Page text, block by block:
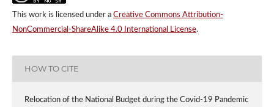
This work is licensed under a Creative Commons Attribution-
NonCommercial-ShareAlike 4.0 International License.
HOW TO CITE
Relocation of the National Budget during the Covid-19 Pandemic